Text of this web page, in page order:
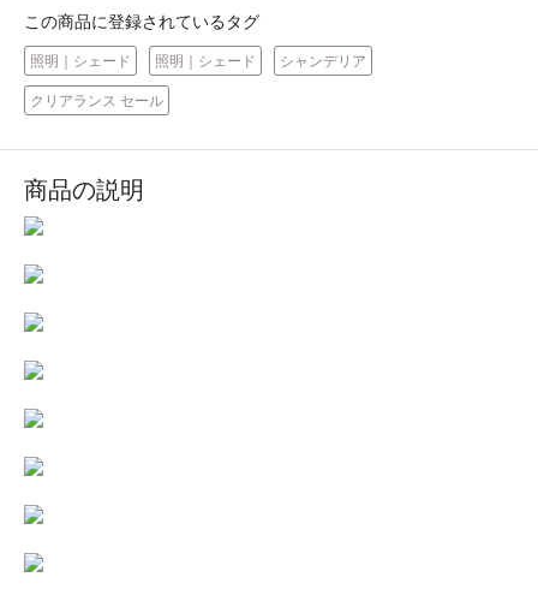
この商品に登録されているタグ
照明｜シェード 照明｜シェード シャンデリア
クリアランス セール
商品の説明